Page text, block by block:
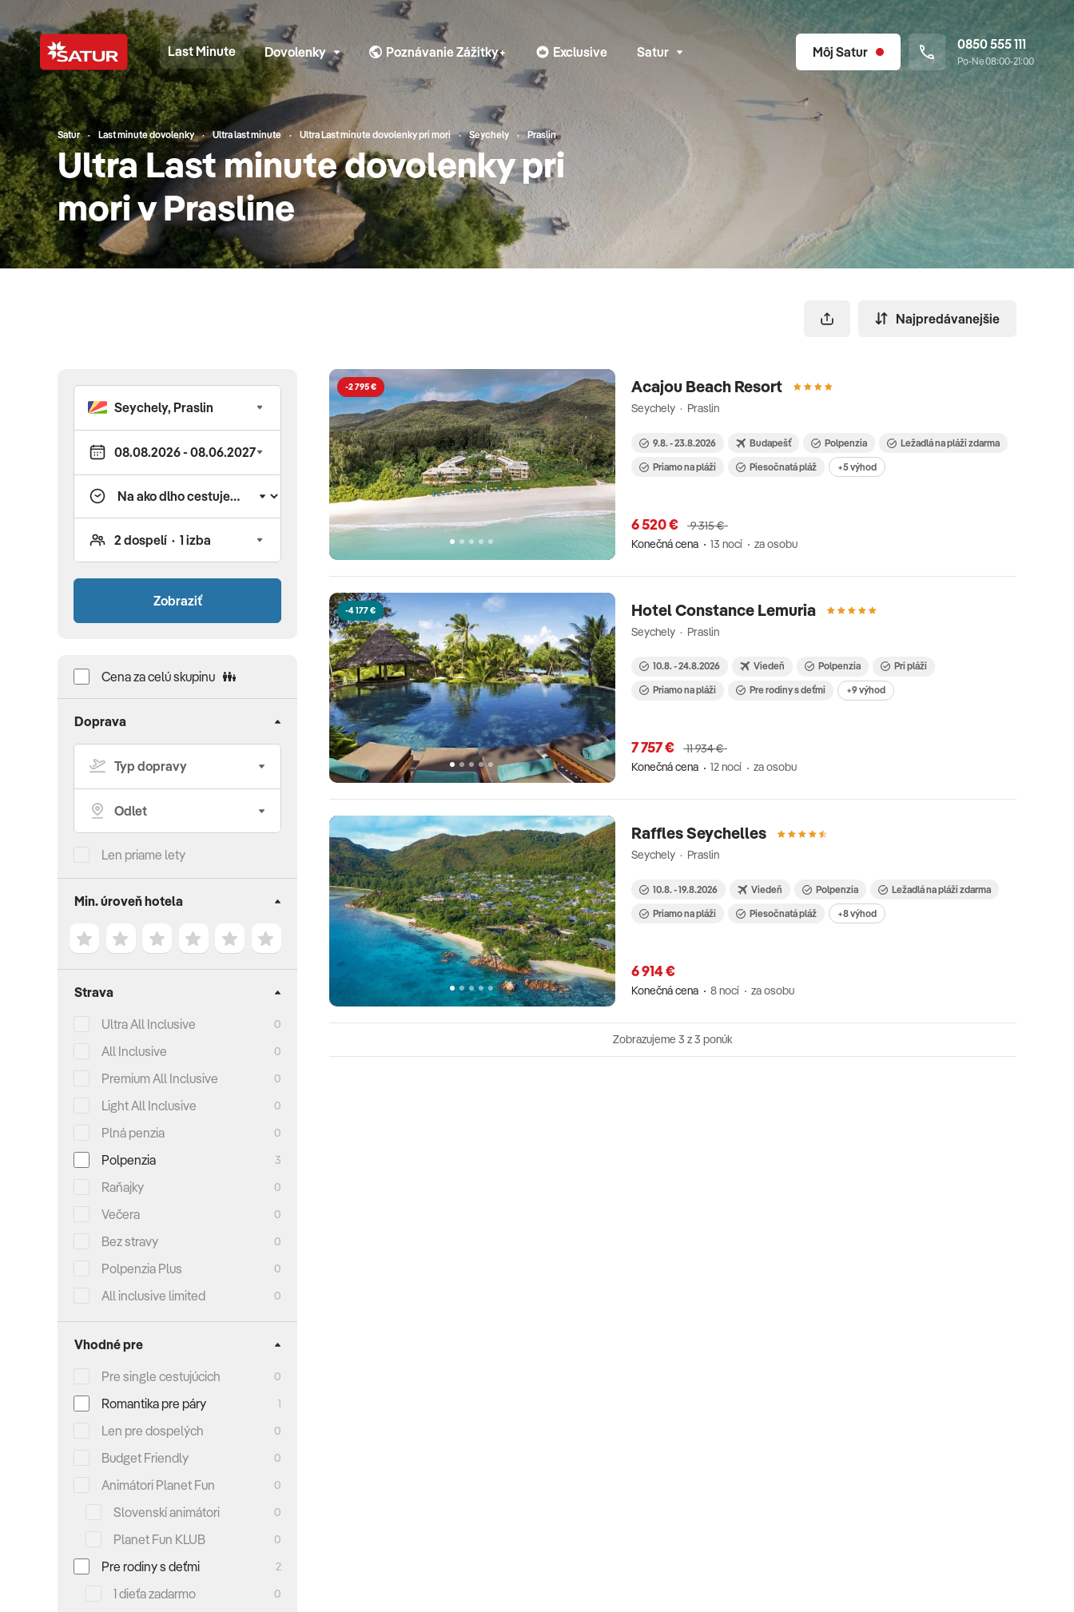
Last Minute Dovolenky Poznávanie Zážitky+ Exclusive Satur Môj Satur 0850 555 111
Po-Ne 08:00-21:00
Satur Last minute dovolenky Ultra last minute Ultra Last minute dovolenky pri mori Seychely Praslin
Ultra Last minute dovolenky pri
mori v Prasline
Najpredávanejšie
-2 795 € Acajou Beach Resort
Seychely · Praslin
9.8. - 23.8.2026 Budapešť Polpenzia
Ležadlá na pláži zdarma
Priamo na pláži
Piesočnatá pláž +5 výhod
6 520 €
9 315 €
Konečná cena
13 nocí za osobu
-4 177 € Hotel Constance Lemuria
Seychely · Praslin
10.8. - 24.8.2026 Viedeň Polpenzia
Pri pláži
Priamo na pláži
Pre rodiny s deťmi +9 výhod
7 757 €
11 934 €
Konečná cena
12 nocí za osobu
Raffles Seychelles
Seychely · Praslin
10.8. - 19.8.2026 Viedeň Polpenzia
Ležadlá na pláži zdarma
Priamo na pláži
Piesočnatá pláž +8 výhod
6 914 €
Konečná cena 8 nocí za osobu
Zobrazujeme 3 z 3 ponúk
Zobraziť
Cena za celú skupinu
Doprava
Len priame lety
Min. úroveň hotela
Strava
Ultra All Inclusive
0
All Inclusive 0
Premium All Inclusive 0
Light All Inclusive 0
Plná penzia 0
Polpenzia 3
Raňajky 0
Večera 0
Bez stravy 0
Polpenzia Plus 0
All inclusive limited 0
Vhodné pre
Pre single cestujúcich
0
Romantika pre páry 1
Len pre dospelých 0
Budget Friendly 0
Animátori Planet Fun 0
Slovenskí animátori 0
Planet Fun KLUB 0
Pre rodiny s deťmi 2
1 dieťa zadarmo 0